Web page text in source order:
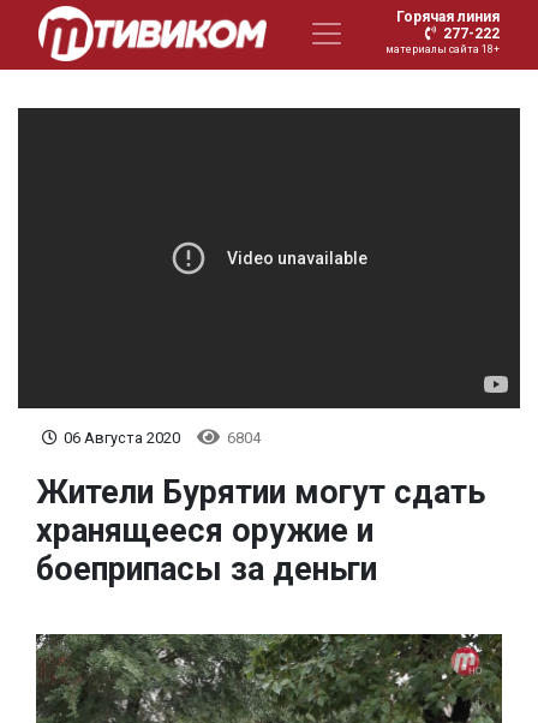
Горячая линия
277-222
материалы сайта 18+
06 Августа 2020 6804
Жители Бурятии могут сдать
хранящееся оружие и
боеприпасы за деньги